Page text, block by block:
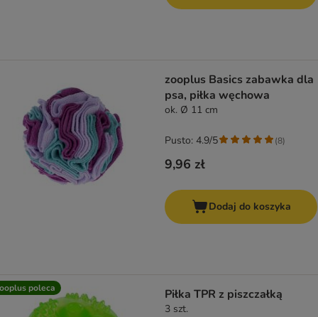
zooplus Basics zabawka dla
psa, piłka węchowa
ok. Ø 11 cm
9,96 zł
Pusto: 4.9/5 (8)
Dodaj do koszyka
poleca Piłka TPR z piszczałką
3 szt.